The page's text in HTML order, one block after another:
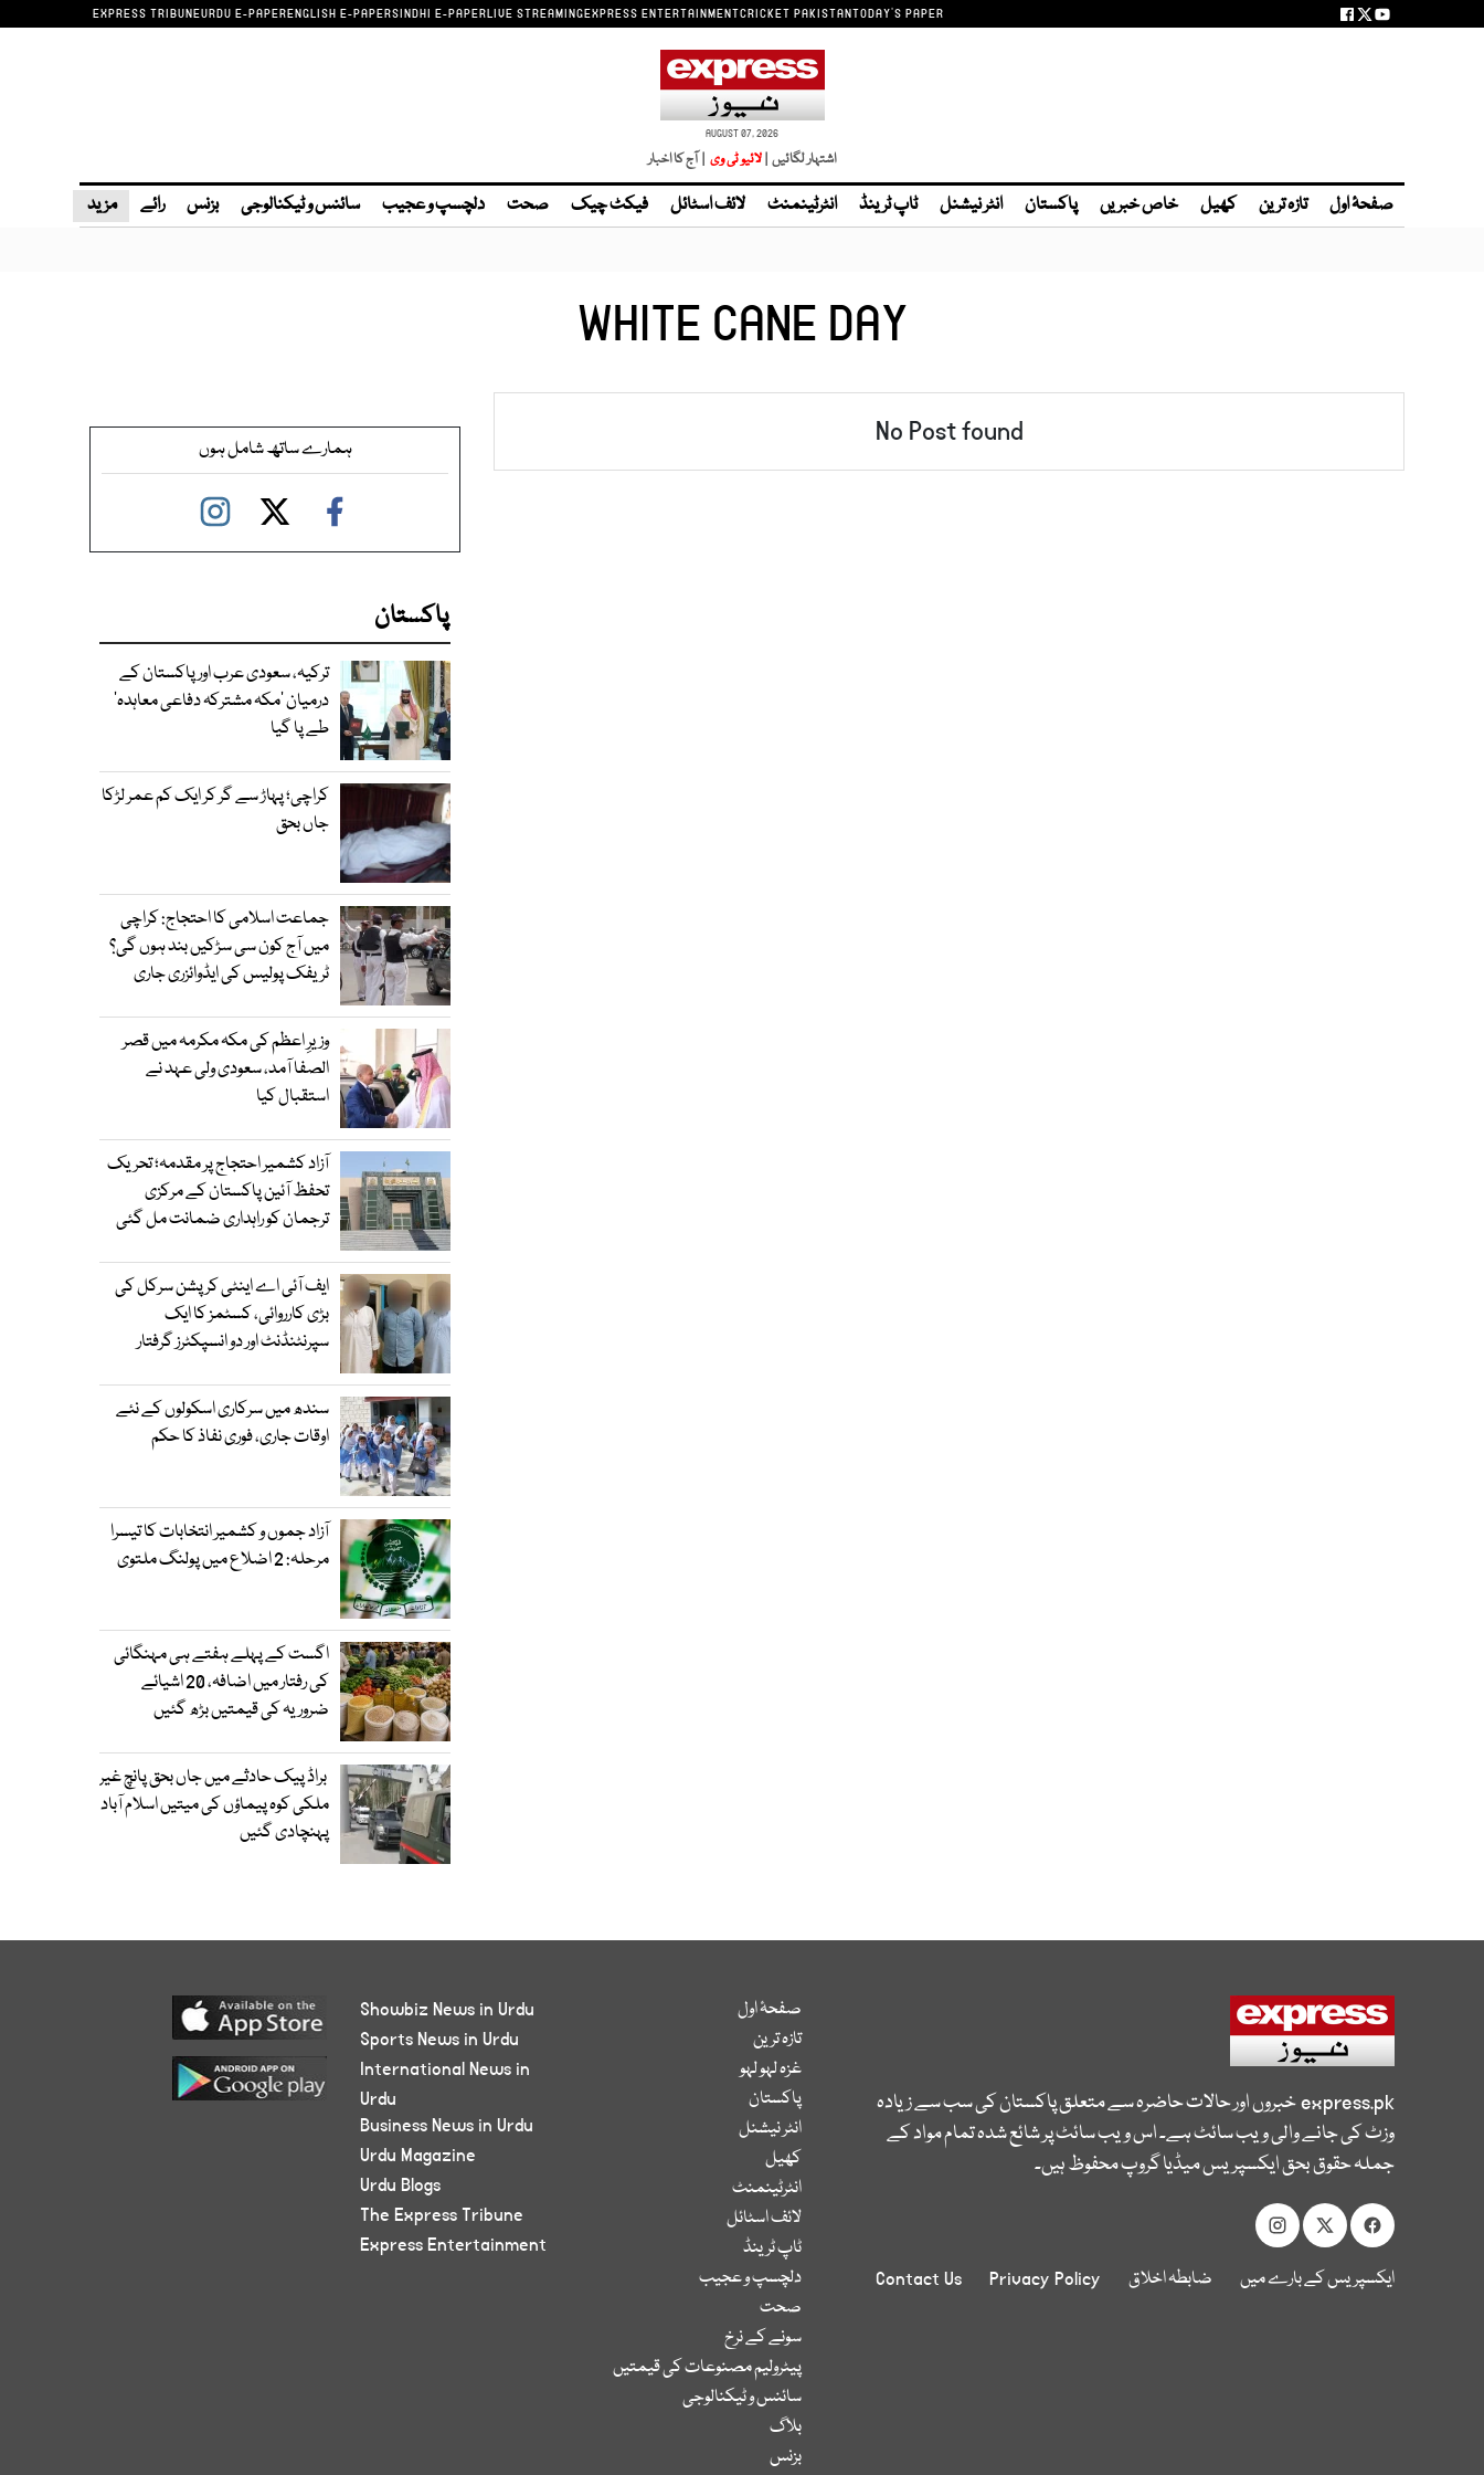
EXPRESS TRIBUNEURDU E-PAPERENGLISH E-PAPERSINDHI E-PAPERLIVE STREAMINGEXPRESS ENTERTAINMENTCRICKET PAKISTANTODAY'S PAPER
AUGUST 07, 2026
اشتہار لگائیں | | آج کا اخبار
صفحۂ اول تازہ ترین کھیل خاص خبریں پاکستان انٹر نیشنل ٹاپ ٹرینڈ انٹرٹینمنٹ لائف اسٹائل فیکٹ چیک صحت دلچسپ و عجیب سائنس و ٹیکنالوجی بزنس رائے مزید
WHITE CANE DAY
No Post found ہمارے ساتھ شامل ہوں
پاکستان
ترکیہ، سعودی عرب اور پاکستان کے
درمیان ’مکہ مشترکہ دفاعی معاہدہ‘
طے پا گیا
کراچی؛ پہاڑ سے گر کر ایک کم عمر لڑکا
جاں بحق
جماعت اسلامی کا احتجاج: کراچی
میں آج کون سی سڑکیں بند ہوں گی؟
ٹریفک پولیس کی ایڈوائزری جاری
وزیرِ اعظم کی مکہ مکرمہ میں قصر
الصفا آمد، سعودی ولی عہد نے
استقبال کیا
آزاد کشمیر احتجاج پر مقدمہ؛ تحریک
تحفظ آئین پاکستان کے مرکزی
ترجمان کو راہداری ضمانت مل گئی
ایف آئی اے اینٹی کرپشن سرکل کی
بڑی کارروائی، کسٹمز کا ایک
سپرنٹنڈنٹ اور دو انسپکٹرز گرفتار
سندھ میں سرکاری اسکولوں کے نئے
اوقات جاری، فوری نفاذ کا حکم
آزاد جموں و کشمیر انتخابات کا تیسرا
مرحلہ: 2 اضلاع میں پولنگ ملتوی
اگست کے پہلے ہفتے ہی مہنگائی
کی رفتار میں اضافہ، 20 اشیائے
ضروریہ کی قیمتیں بڑھ گئیں
براڈ پیک حادثے میں جاں بحق پانچ غیر
ملکی کوہ پیماؤں کی میتیں اسلام آباد
پہنچادی گئیں
express.pkخبروں اور حالات حاضرہ سے متعلق پاکستان کی سب سے زیادہ
وزٹ کی جانے والی ویب سائٹ ہے۔ اس ویب سائٹ پر شائع شدہ تمام مواد کے
جملہ حقوق بحق ایکسپریس میڈیا گروپ محفوظ ہیں۔
ایکسپریس کے بارے میں ضابطہ اخلاق Privacy Policy
Contact Us
صفحۂ اول
تازہ ترین
غزہ لہو لہو
پاکستان
انٹر نیشنل
کھیل
انٹرٹینمنٹ
لائف اسٹائل
ٹاپ ٹرینڈ
دلچسپ و عجیب
صحت
سونے کے نرخ
پیٹرولیم مصنوعات کی قیمتیں
سائنس و ٹیکنالوجی
بلاگ
بزنس
Showbiz News in Urdu
Sports News in Urdu
International News in
Urdu
Business News in Urdu
Urdu Magazine
Urdu Blogs
The Express Tribune
Express Entertainment